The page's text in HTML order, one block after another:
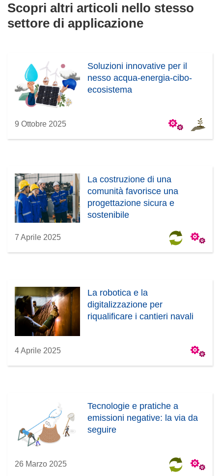
Scopri altri articoli nello stesso
settore di applicazione
Soluzioni innovative per il
nesso acqua-energia-cibo-
ecosistema
9 Ottobre 2025
La costruzione di una
comunità favorisce una
progettazione sicura e
sostenibile
7 Aprile 2025
La robotica e la
digitalizzazione per
riqualificare i cantieri navali
4 Aprile 2025
Tecnologie e pratiche a
emissioni negative: la via da
seguire
26 Marzo 2025